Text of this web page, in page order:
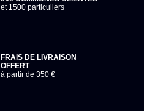
et 1500 particuliers
FRAIS DE LIVRAISON
OFFERT
à partir de 350 €